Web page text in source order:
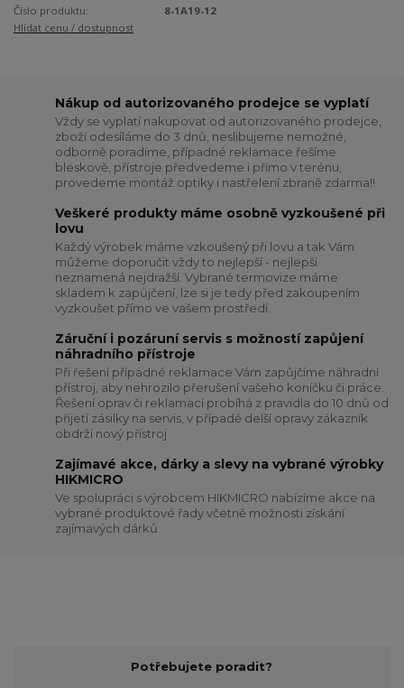
Číslo produktu:
8-1A19-12
Hlídat cenu / dostupnost
Nákup od autorizovaného prodejce se vyplatí
Vždy se vyplatí nakupovat od autorizovaného prodejce,
zboží odesíláme do 3 dnů, neslibujeme nemožné,
odborně poradíme, případné reklamace řešíme
bleskově, přístroje předvedeme i přímo v terénu,
provedeme montáž optiky i nastřelení zbraně zdarma!!
Veškeré produkty máme osobně vyzkoušené při
lovu
Každý výrobek máme vzkoušený při lovu a tak Vám
můžeme doporučit vždy to nejlepší - nejlepší
neznamená nejdražší. Vybrané termovize máme
skladem k zapůjčení, lze si je tedy před zakoupením
vyzkoušet přímo ve vašem prostředí.
Záruční i pozáruní servis s možností zapůjení
náhradního přístroje
Při řešení případné reklamace Vám zapůjčíme náhradní
přístroj, aby nehrozilo přerušení vašeho koníčku či práce.
Řešení oprav či reklamací probíhá z pravidla do 10 dnů od
přijetí zásilky na servis, v případě delší opravy zákazník
obdrží nový přístroj
Zajímavé akce, dárky a slevy na vybrané výrobky
HIKMICRO
Ve spolupráci s výrobcem HIKMICRO nabízíme akce na
vybrané produktové řady včetně možnosti získání
zajímavých dárků
Potřebujete poradit?